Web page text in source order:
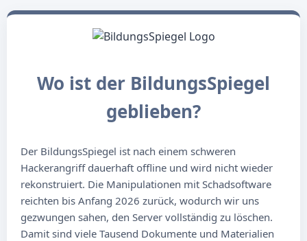
Wo ist der BildungsSpiegel
geblieben?
Der BildungsSpiegel ist nach einem schweren
Hackerangriff dauerhaft offline und wird nicht wieder
rekonstruiert. Die Manipulationen mit Schadsoftware
reichten bis Anfang 2026 zurück, wodurch wir uns
gezwungen sahen, den Server vollständig zu löschen.
Damit sind viele Tausend Dokumente und Materialien